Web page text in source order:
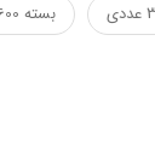
بسته 600 عددی